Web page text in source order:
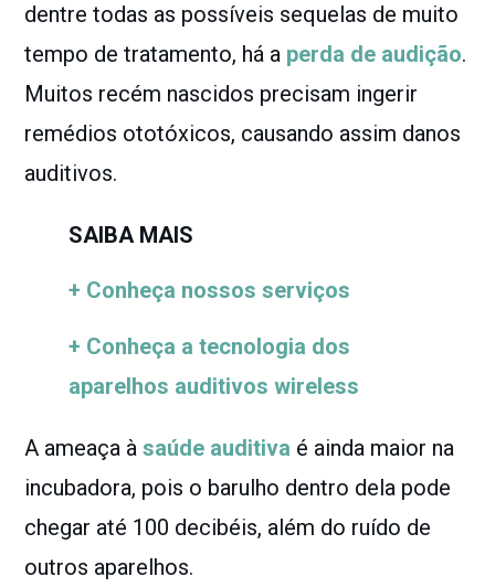
dentre todas as possíveis sequelas de muito
tempo de tratamento, há a perda de audição.
Muitos recém nascidos precisam ingerir
remédios ototóxicos, causando assim danos
auditivos.
SAIBA MAIS
+ Conheça nossos serviços
+ Conheça a tecnologia dos
aparelhos auditivos wireless
A ameaça àsaúde auditiva é ainda maior na
incubadora, pois o barulho dentro dela pode
chegar até 100 decibéis, além do ruído de
outros aparelhos.